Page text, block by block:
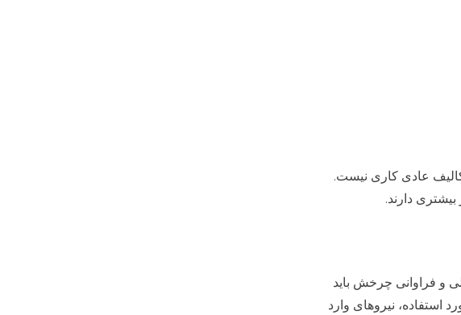
عادی کاری نیست.
دارند.
و فراوانی چرخش باید
نیروهای وارد